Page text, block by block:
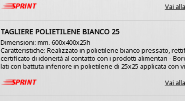
Vai
TAGLIERE POLIETILENE BIANCO 25
Dimensioni: mm. 600x400x25h
Caratteristiche: Realizzato in polietilene bianco pressato,
certificato di idoneità al contatto con i prodotti alimentari -
lati con battuta inferiore in polietilene di 25x25 applicata con
Vai